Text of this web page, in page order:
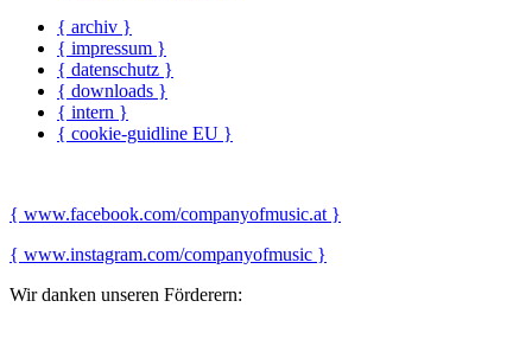
{ archiv }
{ impressum }
{ datenschutz }
{ downloads }
{ intern }
{ cookie-guidline EU }
{ www.facebook.com/companyofmusic.at }
{ www.instagram.com/companyofmusic }
Wir danken unseren Förderern: